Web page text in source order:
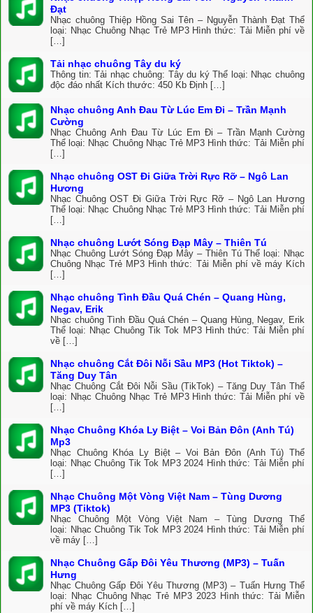
Đạt
Nhạc chuông Thiệp Hồng Sai Tên – Nguyễn Thành Đạt Thể
loại: Nhạc Chuông Nhạc Trẻ MP3 Hình thức: Tải Miễn phí về
[…]
Tải nhạc chuông Tây du ký
Thông tin: Tải nhạc chuông: Tây du ký Thể loại: Nhạc chuông
độc đáo nhất Kích thước: 450 Kb Định […]
Nhạc chuông Anh Đau Từ Lúc Em Đi – Trần Mạnh
Cường
Nhạc Chuông Anh Đau Từ Lúc Em Đi – Trần Mạnh Cường
Thể loại: Nhạc Chuông Nhạc Trẻ MP3 Hình thức: Tải Miễn phí
[…]
Nhạc chuông OST Đi Giữa Trời Rực Rỡ – Ngô Lan
Hương
Nhạc Chuông OST Đi Giữa Trời Rực Rỡ – Ngô Lan Hương
Thể loại: Nhạc Chuông Nhạc Trẻ MP3 Hình thức: Tải Miễn phí
[…]
Nhạc chuông Lướt Sóng Đạp Mây – Thiên Tú
Nhạc Chuông Lướt Sóng Đạp Mây – Thiên Tú Thể loại: Nhạc
Chuông Nhạc Trẻ MP3 Hình thức: Tải Miễn phí về máy Kích
[…]
Nhạc chuông Tình Đầu Quá Chén – Quang Hùng,
Negav, Erik
Nhạc chuông Tình Đầu Quá Chén – Quang Hùng, Negav, Erik
Thể loại: Nhạc Chuông Tik Tok MP3 Hình thức: Tải Miễn phí
về […]
Nhạc chuông Cắt Đôi Nỗi Sầu MP3 (Hot Tiktok) –
Tăng Duy Tân
Nhạc Chuông Cắt Đôi Nỗi Sầu (TikTok) – Tăng Duy Tân Thể
loại: Nhạc Chuông Nhạc Trẻ MP3 Hình thức: Tải Miễn phí về
[…]
Nhạc Chuông Khóa Ly Biệt – Voi Bản Đôn (Anh Tú)
Mp3
Nhạc Chuông Khóa Ly Biệt – Voi Bản Đôn (Anh Tú) Thể
loại: Nhạc Chuông Tik Tok MP3 2024 Hình thức: Tải Miễn phí
[…]
Nhạc Chuông Một Vòng Việt Nam – Tùng Dương
MP3 (Tiktok)
Nhạc Chuông Một Vòng Việt Nam – Tùng Dương Thể
loại: Nhạc Chuông Tik Tok MP3 2024 Hình thức: Tải Miễn phí
về máy […]
Nhạc Chuông Gấp Đôi Yêu Thương (MP3) – Tuấn
Hưng
Nhạc Chuông Gấp Đôi Yêu Thương (MP3) – Tuấn Hưng Thể
loại: Nhạc Chuông Nhạc Trẻ MP3 2023 Hình thức: Tải Miễn
phí về máy Kích […]